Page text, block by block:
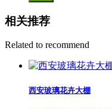
相关推荐
Related to recommend
西安玻璃花卉大棚